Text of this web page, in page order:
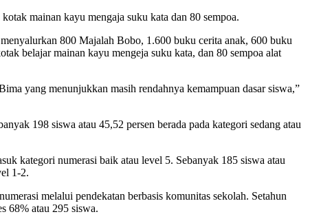
mainan kayu mengaja suku kata dan 80 sempoa.
800 Majalah Bobo, 1.600 buku cerita anak, 600 buku
belajar mainan kayu mengeja suku kata, dan 80 sempoa alat
yang menunjukkan masih rendahnya kemampuan dasar siswa,”
198 siswa atau 45,52 persen berada pada kategori sedang atau
kategori numerasi baik atau level 5. Sebanyak 185 siswa atau
1-2.
melalui pendekatan berbasis komunitas sekolah. Setahun
68% atau 295 siswa.